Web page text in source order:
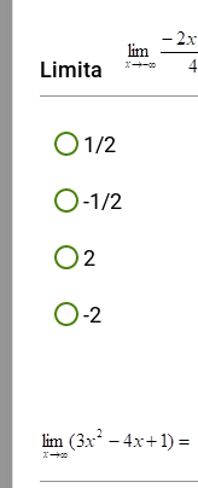
Limita
1/2
-1/2
2
-2